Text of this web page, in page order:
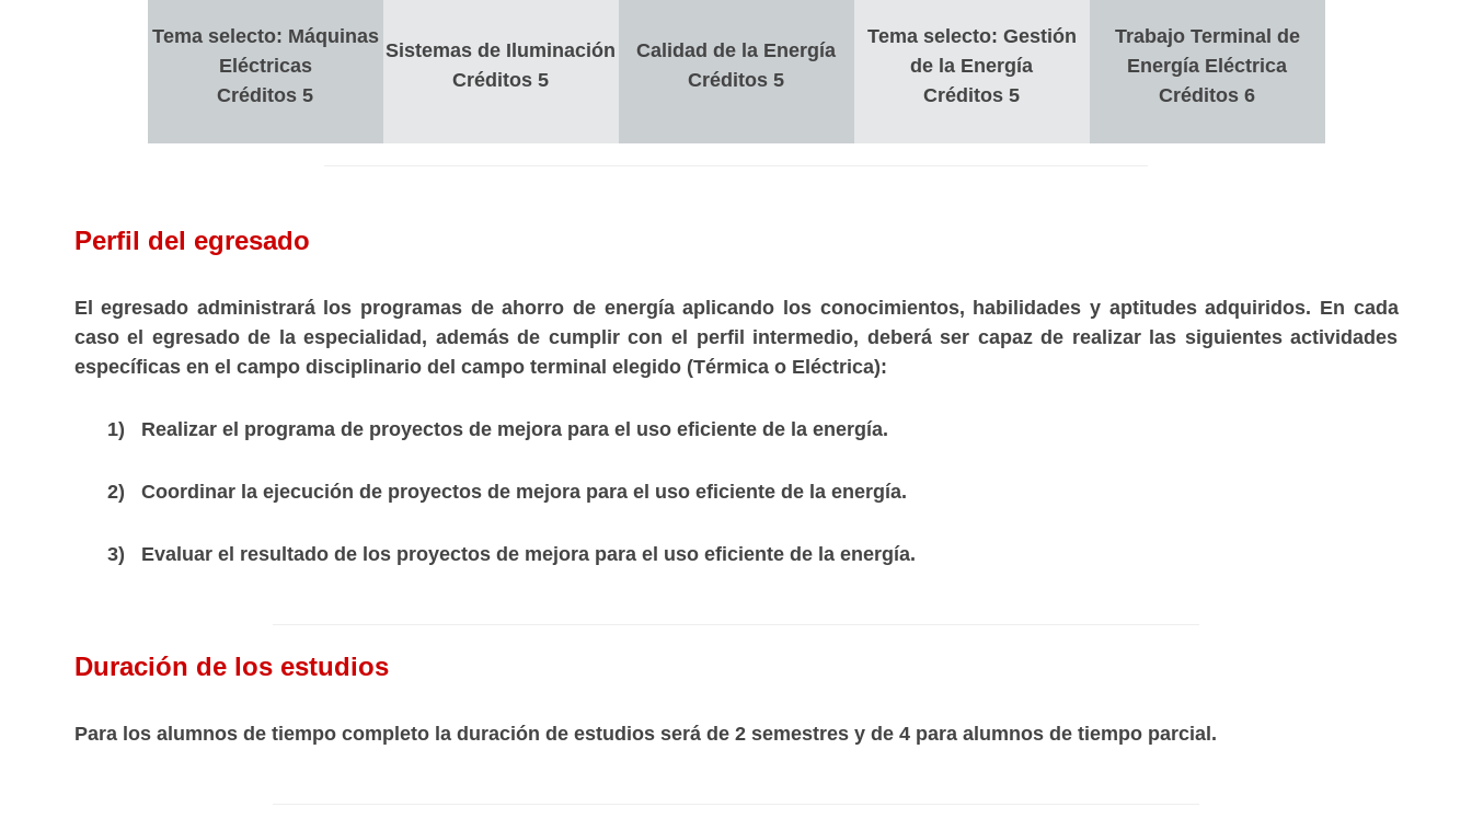
Tema selecto: Máquinas
Eléctricas
Créditos 5
Sistemas de Iluminación
Créditos 5
Calidad de la Energía
Créditos 5
Tema selecto: Gestión
de la Energía
Créditos 5
Trabajo Terminal de
Energía Eléctrica
Créditos 6
Perfil del egresado
El egresado administrará los programas de ahorro de energía aplicando los conocimientos, habilidades y aptitudes adquiridos. En cada
caso el egresado de la especialidad, además de cumplir con el perfil intermedio, deberá ser capaz de realizar las siguientes actividades
específicas en el campo disciplinario del campo terminal elegido (Térmica o Eléctrica):
1) Realizar el programa de proyectos de mejora para el uso eficiente de la energía.
2) Coordinar la ejecución de proyectos de mejora para el uso eficiente de la energía.
3) Evaluar el resultado de los proyectos de mejora para el uso eficiente de la energía.
Duración de los estudios
Para los alumnos de tiempo completo la duración de estudios será de 2 semestres y de 4 para alumnos de tiempo parcial.